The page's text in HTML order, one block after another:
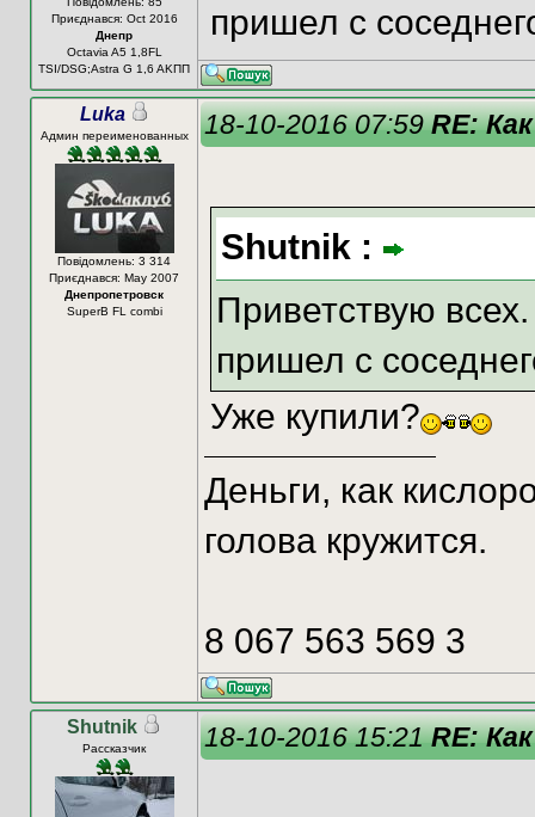
Приєднався: Oct 2016
Днепр
Octavia A5 1,8FL
TSI/DSG;Astra G 1,6 AKПП
пришел с
Luka
Админ переименованных
Повідомлень: 3 314
Приєднався: May 2007
Днепропетровск
SuperB FL combi
18-10-2016 07:59RE:
Shutnik :
Приветствую
пришел с
Уже купили?
Деньги, как
голова кружится.
8 067 563 569 3
Shutnik
Рассказчик 18-10-2016 15:21RE: